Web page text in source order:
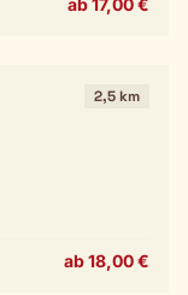
ab 17,00 €
2,5 km
ab 18,00 €